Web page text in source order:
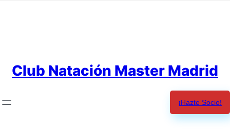
Club Natación Master Madrid
¡Hazte Socio!